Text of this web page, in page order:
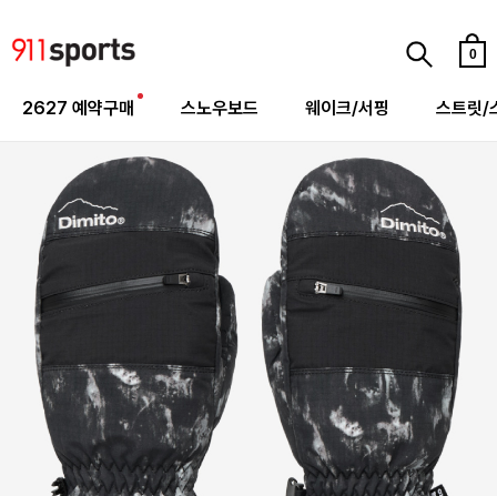
0
2627 예약구매 스노우보드 웨이크/서핑 스트릿/